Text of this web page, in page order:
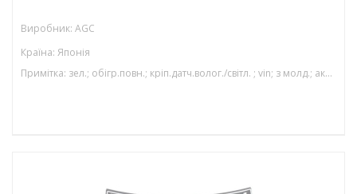
Виробник: AGC
Країна: Японія
Примітка: зел.; обігр.повн.; кріп.датч.волог./світл. ; vin; з молд.; акуст; камера; 1542*924